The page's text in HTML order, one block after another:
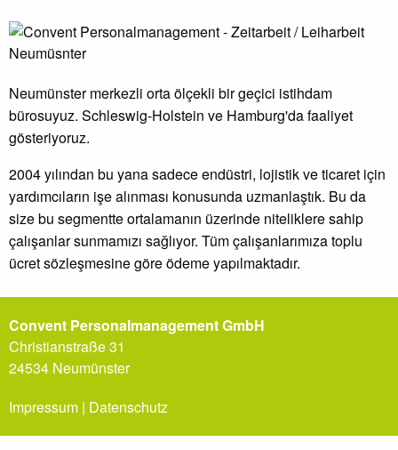
Neumünster merkezli orta ölçekli bir geçici istihdam
bürosuyuz. Schleswig-Holstein ve Hamburg'da faaliyet
gösteriyoruz.
2004 yılından bu yana sadece endüstri, lojistik ve ticaret için
yardımcıların işe alınması konusunda uzmanlaştık. Bu da
size bu segmentte ortalamanın üzerinde niteliklere sahip
çalışanlar sunmamızı sağlıyor. Tüm çalışanlarımıza toplu
ücret sözleşmesine göre ödeme yapılmaktadır.
Convent Personalmanagement GmbH
Christianstraße 31
24534 Neumünster
Impressum | Datenschutz